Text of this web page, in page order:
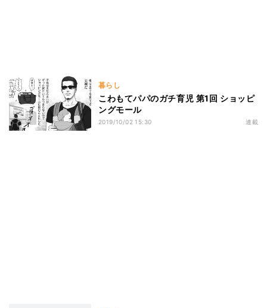
暮らし
こわもてパパのガチ育児 第1回 ショッピ
ングモール
2019/10/02 15:30 連載